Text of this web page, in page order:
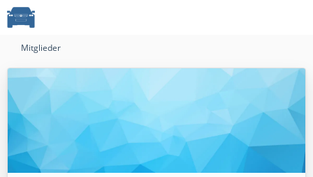
Mitglieder